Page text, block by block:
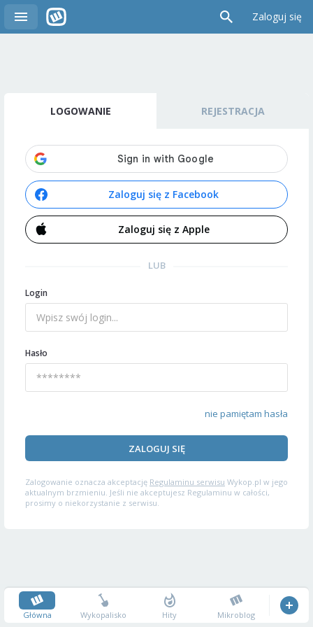
Zaloguj się
LOGOWANIE REJESTRACJA
Zaloguj się z Facebook
Zaloguj się z Apple
LUB
Login
Hasło
nie pamiętam hasła
ZALOGUJ SIĘ
Zalogowanie oznacza akceptację Regulaminu serwisu Wykop.pl w jego
aktualnym brzmieniu. Jeśli nie akceptujesz Regulaminu w całości,
prosimy o niekorzystanie z serwisu.
Główna Wykopalisko Hity Mikroblog